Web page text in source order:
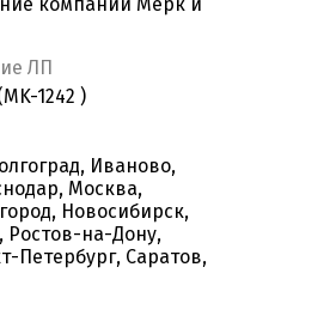
компании Мерк и
ЛП
1242 )
Иваново,
Москва,
Новосибирск,
Ростов-на-Дону,
Петербург, Саратов,